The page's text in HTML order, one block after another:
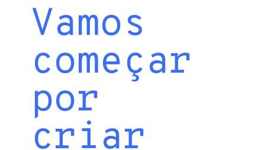
Vamos
começar
por
criar